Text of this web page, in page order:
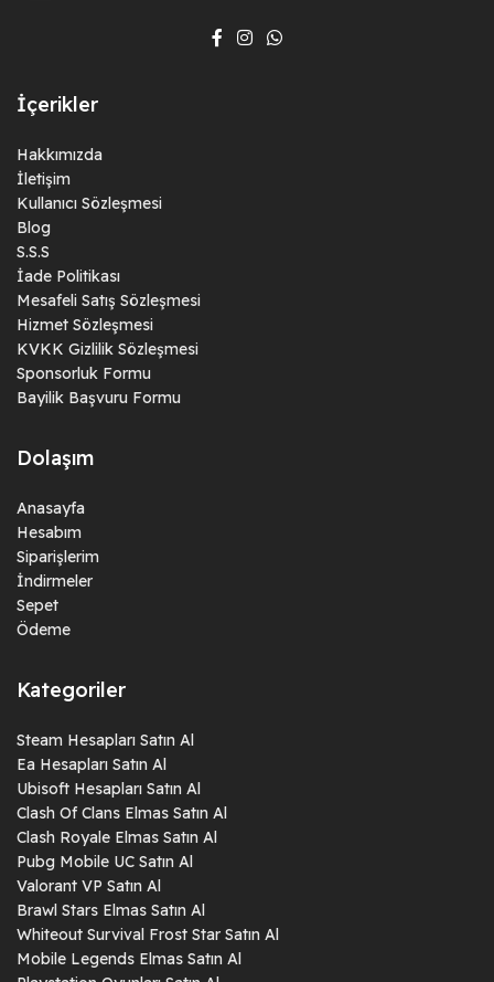
İçerikler
Hakkımızda
İletişim
Kullanıcı Sözleşmesi
Blog
S.S.S
İade Politikası
Mesafeli Satış Sözleşmesi
Hizmet Sözleşmesi
KVKK Gizlilik Sözleşmesi
Sponsorluk Formu
Bayilik Başvuru Formu
Dolaşım
Anasayfa
Hesabım
Siparişlerim
İndirmeler
Sepet
Ödeme
Kategoriler
Steam Hesapları Satın Al
Ea Hesapları Satın Al
Ubisoft Hesapları Satın Al
Clash Of Clans Elmas Satın Al
Clash Royale Elmas Satın Al
Pubg Mobile UC Satın Al
Valorant VP Satın Al
Brawl Stars Elmas Satın Al
Whiteout Survival Frost Star Satın Al
Mobile Legends Elmas Satın Al